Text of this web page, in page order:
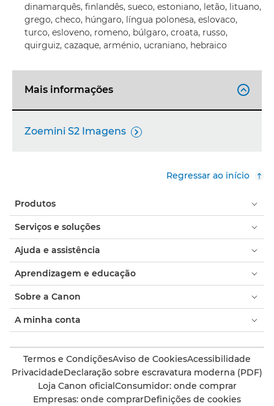
dinamarquês, finlandês, sueco, estoniano, letão, lituano,
grego, checo, húngaro, língua polonesa, eslovaco,
turco, esloveno, romeno, búlgaro, croata, russo,
quirguiz, cazaque, arménio, ucraniano, hebraico
Mais informações 
Zoemini S2 Imagens 
Regressar ao início
Produtos
Serviços e soluções
Ajuda e assistência
Aprendizagem e educação
Sobre a Canon
A minha conta
Termos e CondiçõesAviso de CookiesAcessibilidade
PrivacidadeDeclaração sobre escravatura moderna (PDF)
Loja Canon oficialConsumidor: onde comprar
Empresas: onde comprarDefinições de cookies